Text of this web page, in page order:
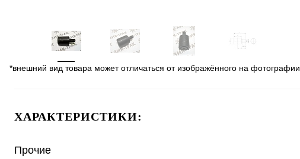
*внешний вид товара может отличаться от изображённого на фотографии
ХАРАКТЕРИСТИКИ:
Прочие